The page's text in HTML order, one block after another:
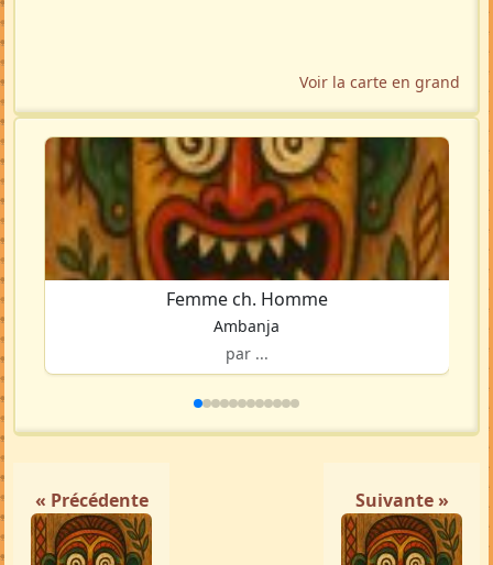
Voir la carte en grand
Femme ch. Homme
Ambanja
par ...
« Précédente Suivante »